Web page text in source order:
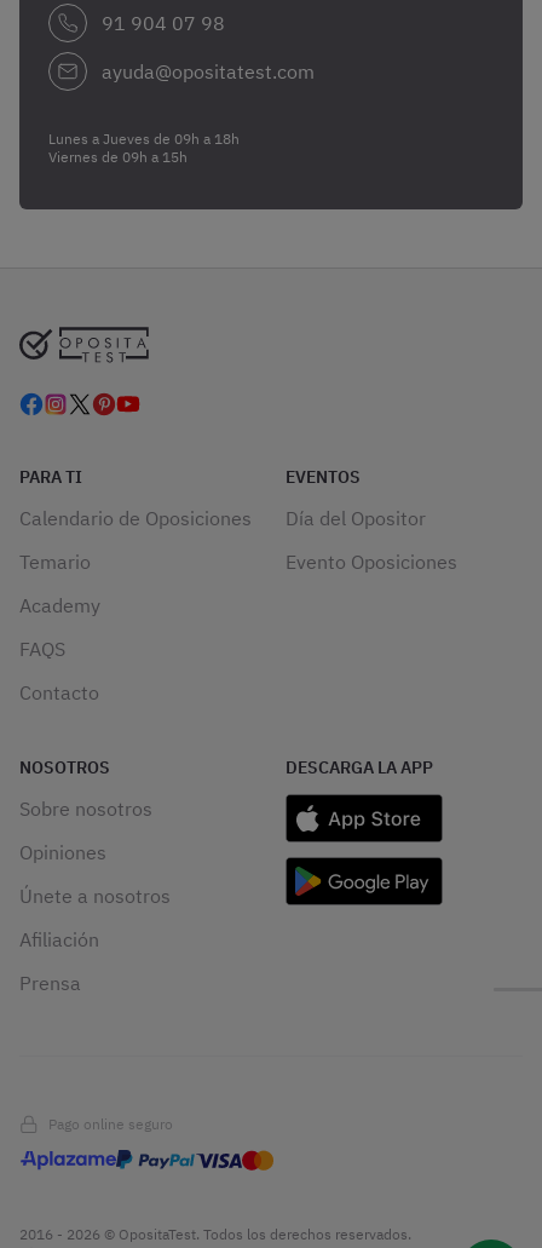
91 904 07 98
ayuda@opositatest.com
Lunes a Jueves de 09h a 18h
Viernes de 09h a 15h